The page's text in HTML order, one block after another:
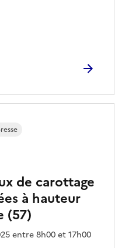
de carottage
à hauteur
(57)
entre 8h00 et 17h00